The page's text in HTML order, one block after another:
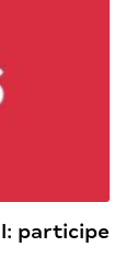
participe